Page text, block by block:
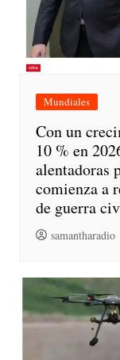
Mundiales
Con un
10 % en
alentadoras
comienza a
de guerra
samantharadio